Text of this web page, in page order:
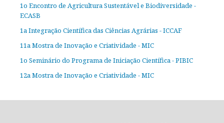
1o Encontro de Agricultura Sustentável e Biodiversidade -
ECASB
1a Integração Científica das Ciências Agrárias - ICCAF
11a Mostra de Inovação e Criatividade - MIC
1o Seminário do Programa de Iniciação Científica - PIBIC
12a Mostra de Inovação e Criatividade - MIC